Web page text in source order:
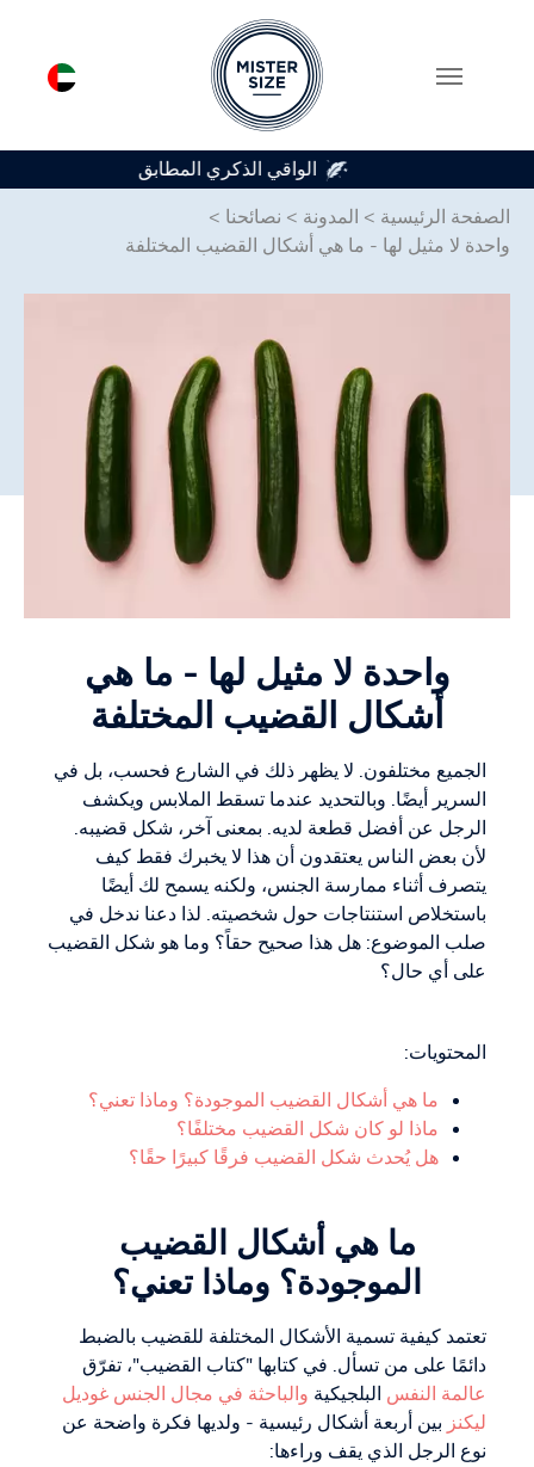
متوفر في 7 أحجام للواقي الذكري
الصفحة الرئيسية > المدونة > نصائحنا >
واحدة لا مثيل لها - ما هي أشكال القضيب المختلفة
واحدة لا مثيل لها - ما هي
أشكال القضيب المختلفة
الجميع مختلفون. لا يظهر ذلك في الشارع فحسب، بل في
السرير أيضًا. وبالتحديد عندما تسقط الملابس ويكشف
الرجل عن أفضل قطعة لديه. بمعنى آخر، شكل قضيبه.
لأن بعض الناس يعتقدون أن هذا لا يخبرك فقط كيف
يتصرف أثناء ممارسة الجنس، ولكنه يسمح لك أيضًا
باستخلاص استنتاجات حول شخصيته. لذا دعنا ندخل في
صلب الموضوع: هل هذا صحيح حقاً؟ وما هو شكل القضيب
على أي حال؟
المحتويات:
ما هي أشكال القضيب الموجودة؟ وماذا تعني؟
ماذا لو كان شكل القضيب مختلفًا؟
هل يُحدث شكل القضيب فرقًا كبيرًا حقًا؟
ما هي أشكال القضيب
الموجودة؟ وماذا تعني؟
تعتمد كيفية تسمية الأشكال المختلفة للقضيب بالضبط
دائمًا على من تسأل. في كتابها "كتاب القضيب"، تفرّق
عالمة النفس البلجيكية والباحثة في مجال الجنس غوديل
ليكنز بين أربعة أشكال رئيسية - ولديها فكرة واضحة عن
نوع الرجل الذي يقف وراءها: